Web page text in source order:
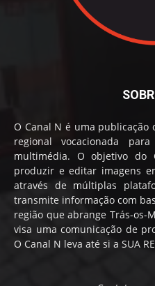
O Canal N é uma publicação
regional vocacionada
multimédia. O objetivo do
produzir e editar imagens
através de múltiplas
transmite informação com
região que abrange Trás-os-
visa uma comunicação de
O Canal N leva até si a SUA